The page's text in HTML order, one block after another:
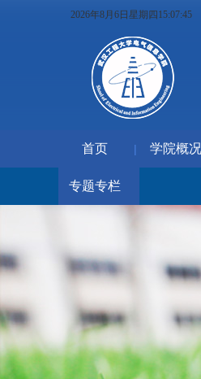
2026年8月6日星期四15:07:47
首页 | 学院概况
专题专栏